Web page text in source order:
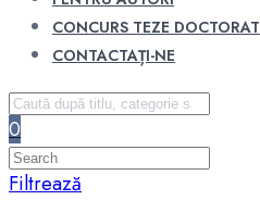
CONCURS TEZE DOCTORAT
CONTACTAȚI-NE
0
Filtrează